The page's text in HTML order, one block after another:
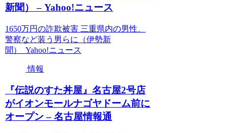
新聞） – Yahoo!ニュース
1650万円の詐欺被害 三重県内の男性、
警察など装う男らに（伊勢新
聞） Yahoo!ニュース
情報
『伝説のすた丼屋』名古屋2号店
がイオンモールナゴヤドーム前に
オープン – 名古屋情報通